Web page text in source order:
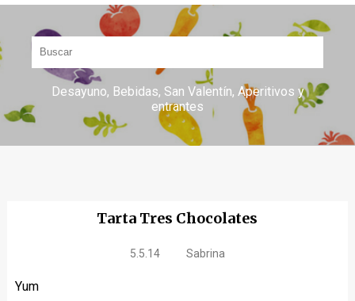
Desayuno Bebidas San Valentín Aperitivos y
entrantes
Tarta Tres Chocolates
5.5.14 Sabrina
Yum